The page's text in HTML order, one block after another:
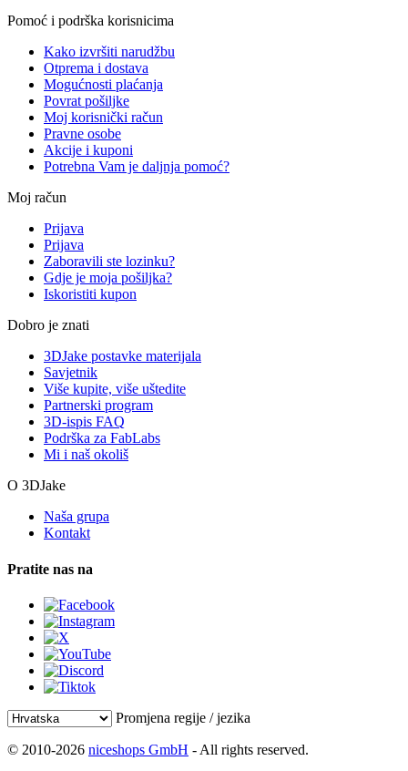
Pomoć i podrška korisnicima
Kako izvršiti narudžbu
Otprema i dostava
Mogućnosti plaćanja
Povrat pošiljke
Moj korisnički račun
Pravne osobe
Akcije i kuponi
Potrebna Vam je daljnja pomoć?
Moj račun
Prijava
Prijava
Zaboravili ste lozinku?
Gdje je moja pošiljka?
Iskoristiti kupon
Dobro je znati
3DJake postavke materijala
Savjetnik
Više kupite, više uštedite
Partnerski program
3D-ispis FAQ
Podrška za FabLabs
Mi i naš okoliš
O 3DJake
Naša grupa
Kontakt
Pratite nas na
Promjena regije / jezika
© 2010-2026 niceshops GmbH - All rights reserved.